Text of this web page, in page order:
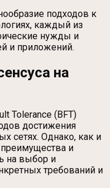
подходов к
каждый из
нужды и
и приложений.
на
Tolerance (BFT)
достижения
сетях. Однако, как и
и
на выбор и
требований и